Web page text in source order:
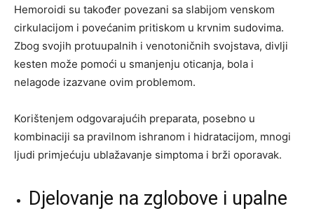
Hemoroidi su također povezani sa slabijom venskom
cirkulacijom i povećanim pritiskom u krvnim sudovima.
Zbog svojih protuupalnih i venotoničnih svojstava, divlji
kesten može pomoći u smanjenju oticanja, bola i
nelagode izazvane ovim problemom.
Korištenjem odgovarajućih preparata, posebno u
kombinaciji sa pravilnom ishranom i hidratacijom, mnogi
ljudi primjećuju ublažavanje simptoma i brži oporavak.
Djelovanje na zglobove i upalne